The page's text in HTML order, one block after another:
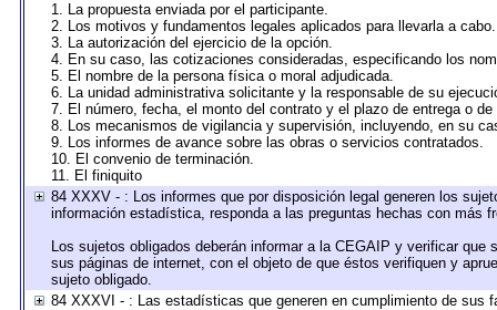
1. La propuesta enviada por el participante.
2. Los motivos y fundamentos legales aplicados para llevarla a cabo.
3. La autorización del ejercicio de la opción.
4. En su caso, las cotizaciones consideradas, especificando los
5. El nombre de la persona física o moral adjudicada.
6. La unidad administrativa solicitante y la responsable de su
7. El número, fecha, el monto del contrato y el plazo de entrega o
8. Los mecanismos de vigilancia y supervisión, incluyendo, en su
9. Los informes de avance sobre las obras o servicios contratados.
10. El convenio de terminación.
11. El finiquito
84 XXXV - : Los informes que por disposición legal generen los
información estadística, responda a las preguntas hechas con más
Los sujetos obligados deberán informar a la CEGAIP y verificar
sus páginas de internet, con el objeto de que éstos verifiquen y
sujeto obligado.
84 XXXVI - : Las estadísticas que generen en cumplimiento de sus